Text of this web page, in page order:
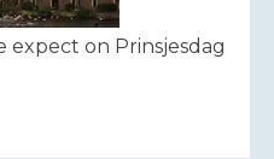
expect on Prinsjesdag